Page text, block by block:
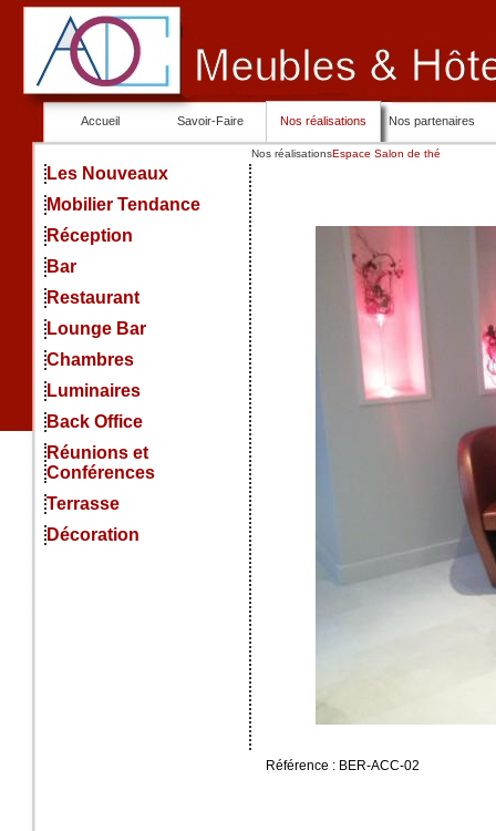
Accueil Savoir-Faire Nos réalisations Nos partenaires
Les Nouveaux
Mobilier Tendance
Réception
Bar
Restaurant
Lounge Bar
Chambres
Luminaires
Back Office
Réunions et
Conférences
Terrasse
Décoration
Nos réalisationsEspace Salon de thé
Référence : BER-ACC-02